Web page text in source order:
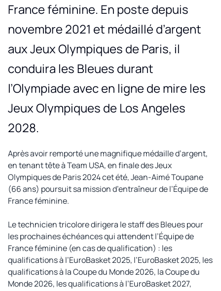
France féminine. En poste depuis
novembre 2021 et médaillé d’argent
aux Jeux Olympiques de Paris, il
conduira les Bleues durant
l’Olympiade avec en ligne de mire les
Jeux Olympiques de Los Angeles
2028.
Après avoir remporté une magnifique médaille d’argent,
en tenant tête à Team USA, en finale des Jeux
Olympiques de Paris 2024 cet été, Jean-Aimé Toupane
(66 ans) poursuit sa mission d’entraîneur de l’Équipe de
France féminine.
Le technicien tricolore dirigera le staff des Bleues pour
les prochaines échéances qui attendent l’Équipe de
France féminine (en cas de qualification) : les
qualifications à l’EuroBasket 2025, l’EuroBasket 2025, les
qualifications à la Coupe du Monde 2026, la Coupe du
Monde 2026, les qualifications à l’EuroBasket 2027,